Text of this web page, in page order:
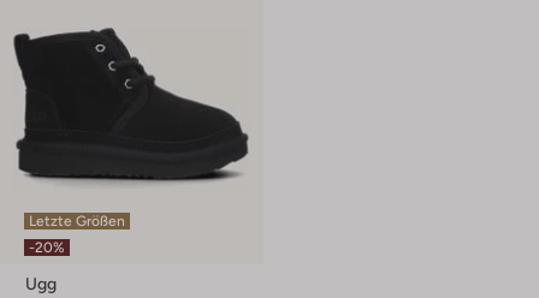
Letzte Größen
-20%
Ugg